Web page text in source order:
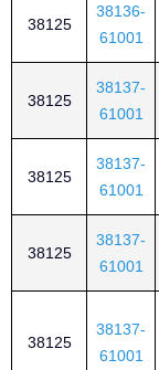
38125
38136-
61001
38125
38137-
61001
38125
38137-
61001
38125
38137-
61001
38125
38137-
61001